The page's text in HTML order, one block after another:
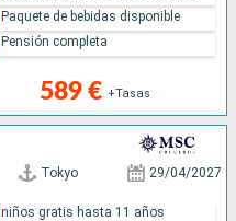
589 € +Tasas
Paquete de bebidas disponible
Pensión completa
Tokyo 29/04/2027
niños gratis hasta 11 años